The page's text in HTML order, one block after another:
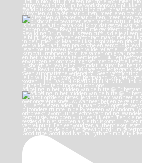
Misschien wil vaker naar buiten, meer leren over w
Afkoeling in het midden van de hitte 😀 Er bestaat
Good tribe Good food Natural rythm Simplicity Free